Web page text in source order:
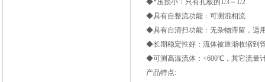
◆*压损小：只有孔板的1/3～1/2
◆具有自整流功能：可测混相流
◆具有自清扫功能：无杂物滞留，适
◆长期稳定性好：流体被逐渐收缩到
◆可测高温流体：<600℃ ，其它流量
产品特点: